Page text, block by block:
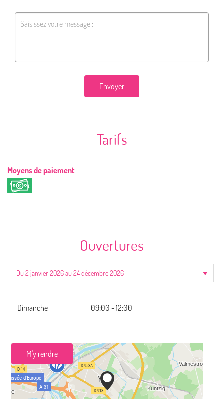
Envoyer
Tarifs
Moyens de paiement
Ouvertures
Dimanche 09:00 - 12:00
M'y rendre